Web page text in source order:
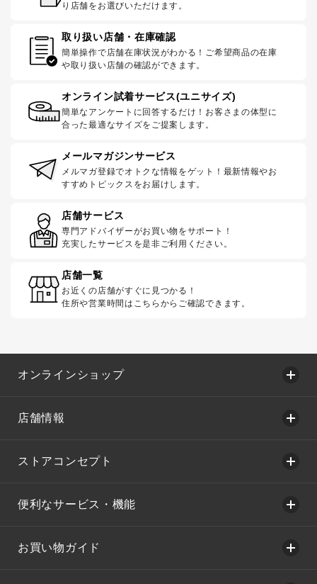
り店舗をお選びいただけます。
取り扱い店舗・在庫確認
簡単操作で店舗在庫状況がわかる！ご希望商品の在庫
や取り扱い店舗の確認ができます。
オンライン試着サービス(ユニサイズ)
簡単なアンケートに回答するだけ！お客さまの体型に
合った最適なサイズをご提案します。
メールマガジンサービス
メルマガ登録でオトクな情報をゲット！最新情報やお
すすめトピックスをお届けします。
店舗サービス
専門アドバイザーがお買い物をサポート！
充実したサービスを是非ご利用ください。
店舗一覧
お近くの店舗がすぐに見つかる！
住所や営業時間はこちらからご確認できます。
オンラインショップ
店舗情報
ストアコンセプト
便利なサービス・機能
お買い物ガイド